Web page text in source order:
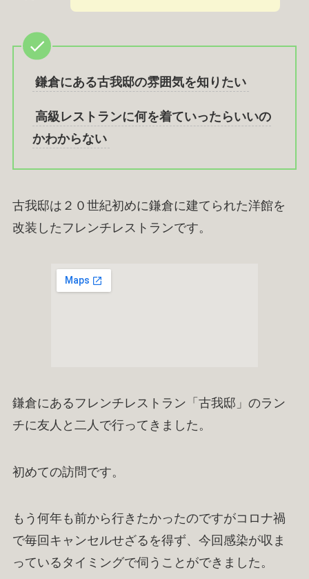
鎌倉にある古我邸の雰囲気を知りたい
高級レストランに何を着ていったらいいの
かわからない
古我邸は２０世紀初めに鎌倉に建てられた洋館を
改装したフレンチレストランです。
鎌倉にあるフレンチレストラン「古我邸」のラン
チに友人と二人で行ってきました。
初めての訪問です。
もう何年も前から行きたかったのですがコロナ禍
で毎回キャンセルせざるを得ず、今回感染が収ま
っているタイミングで伺うことができました。